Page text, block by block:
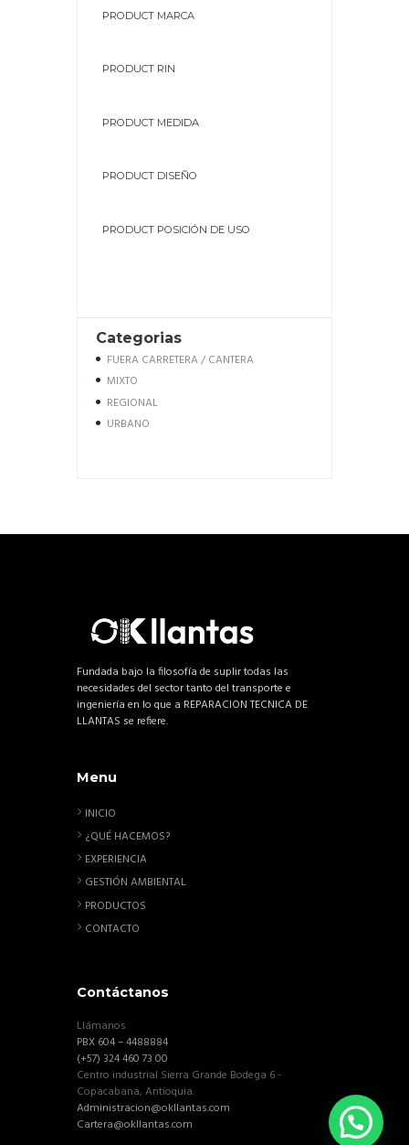
Categorias
FUERA CARRETERA / CANTERA
MIXTO
REGIONAL
URBANO
Fundada bajo la filosofía de suplir todas las
necesidades del sector tanto del transporte e
ingeniería en lo que a REPARACION TECNICA DE
LLANTAS se refiere.
Menu
INICIO
¿QUÉ HACEMOS?
EXPERIENCIA
GESTIÓN AMBIENTAL
PRODUCTOS
CONTACTO
Contáctanos
Llámanos
PBX 604 – 4488884
(+57) 324 460 73 00
Centro industrial Sierra Grande Bodega 6 -
Copacabana, Antioquia.
Administracion@okllantas.com
Cartera@okllantas.com